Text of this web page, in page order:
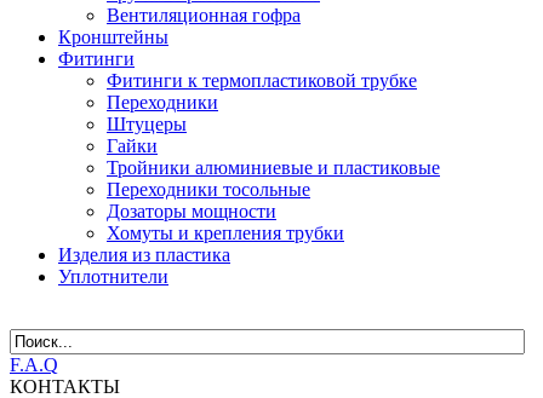
Вентиляционная гофра
Кронштейны
Фитинги
Фитинги к термопластиковой трубке
Переходники
Штуцеры
Гайки
Тройники алюминиевые и пластиковые
Переходники тосольные
Дозаторы мощности
Хомуты и крепления трубки
Изделия из пластика
Уплотнители
F.A.Q
КОНТАКТЫ